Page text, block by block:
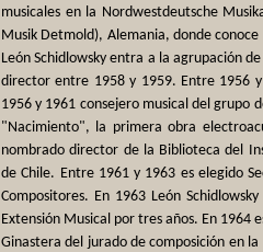
musicales en la Nordwestdeutsche
Musik Detmold), Alemania, donde conoce
León Schidlowsky entra a la agrupación
director entre 1958 y 1959. Entre 1956
1956 y 1961 consejero musical del grupo
"Nacimiento", la primera obra
nombrado director de la Biblioteca del
de Chile. Entre 1961 y 1963 es elegido
Compositores. En 1963 León
Extensión Musical por tres años. En 1964
Ginastera del jurado de composición en